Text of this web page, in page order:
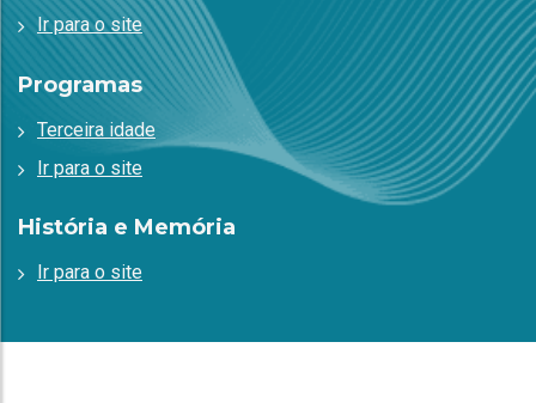
Ir para o site
Programas
Terceira idade
Ir para o site
História e Memória
Ir para o site